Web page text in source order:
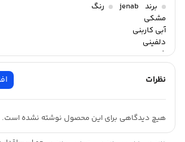
برند jenab
رنگ
مشکی
آبی کاربنی
دلفینی
ذغالی
سبز صدری
سرمه ای
نظرات
هیچ دیدگاهی برای این محصول نوشته نشده است.